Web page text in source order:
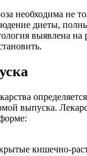
необходима не
диеты,
выявлена на
выпуска.
кишечно-